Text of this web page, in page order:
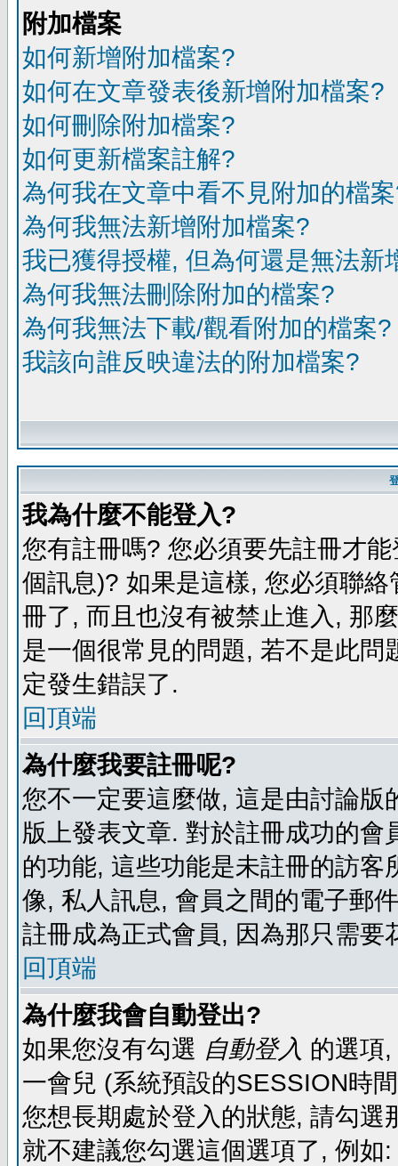
附加檔案
如何新增附加檔案?
如何在文章發表後新增附加檔案?
如何刪除附加檔案?
如何更新檔案註解?
為何我在文章中看不見附加的檔
為何我無法新增附加檔案?
我已獲得授權, 但為何還是無法新
為何我無法刪除附加的檔案?
為何我無法下載/觀看附加的檔案?
我該向誰反映違法的附加檔案?
我為什麼不能登入?
您有註冊嗎? 您必須要先註冊才
個訊息)? 如果是這樣, 您必須聯
冊了, 而且也沒有被禁止進入, 那
是一個很常見的問題, 若不是此
定發生錯誤了.
回頂端
為什麼我要註冊呢?
您不一定要這麼做, 這是由討論
版上發表文章. 對於註冊成功的
的功能, 這些功能是未註冊的訪
像, 私人訊息, 會員之間的電子郵
註冊成為正式會員, 因為那只需要
回頂端
為什麼我會自動登出?
如果您沒有勾選 自動登入 的選項
一會兒 (系統預設的SESSION時
您想長期處於登入的狀態, 請勾
就不建議您勾選這個選項了, 例